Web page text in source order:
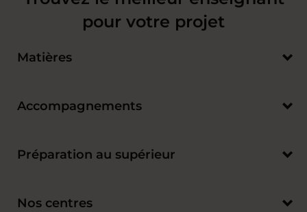
pour votre projet
Matières
Accompagnements
Préparation au supérieur
Nos centres